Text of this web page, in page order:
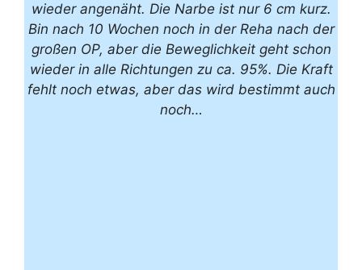
wieder angenäht. Die Narbe ist nur 6 cm kurz.
Bin nach 10 Wochen noch in der Reha nach der
großen OP, aber die Beweglichkeit geht schon
wieder in alle Richtungen zu ca. 95%. Die Kraft
fehlt noch etwas, aber das wird bestimmt auch
noch…